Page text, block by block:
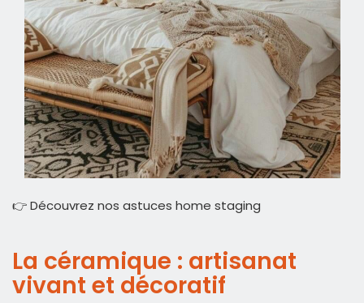
👉Découvrez nos astuces home staging
La céramique : artisanat
vivant et décoratif